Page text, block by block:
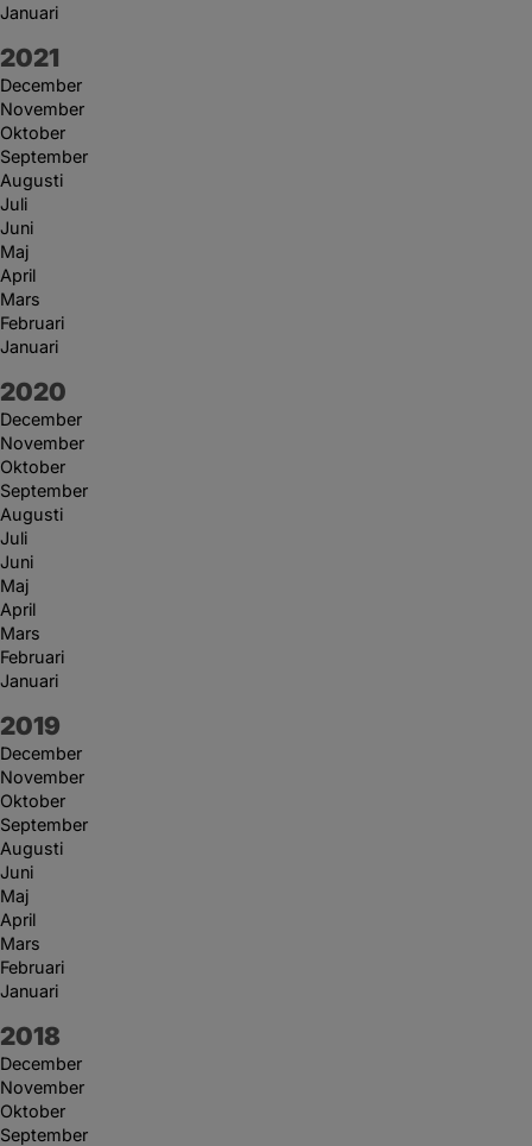
Januari
År:
2021
December
November
Oktober
September
Augusti
Juli
Juni
Maj
April
Mars
Februari
Januari
År:
2020
December
November
Oktober
September
Augusti
Juli
Juni
Maj
April
Mars
Februari
Januari
År:
2019
December
November
Oktober
September
Augusti
Juni
Maj
April
Mars
Februari
Januari
År:
2018
December
November
Oktober
September